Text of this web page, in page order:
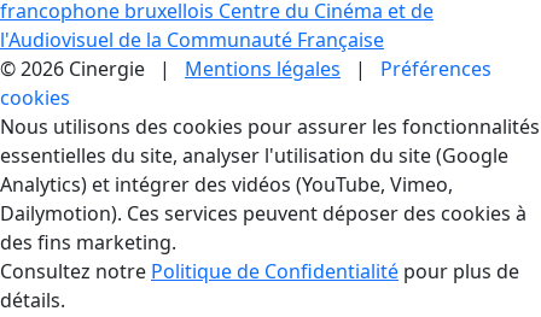
francophone bruxellois Centre du Cinéma et de
l'Audiovisuel de la Communauté Française
© 2026 Cinergie | Mentions légales | Préférences
cookies
Gestion des Cookies
Nous utilisons des cookies pour assurer les fonctionnalités
essentielles du site, analyser l'utilisation du site (Google
Analytics) et intégrer des vidéos (YouTube, Vimeo,
Dailymotion). Ces services peuvent déposer des cookies à
des fins marketing.
Consultez notre Politique de Confidentialité pour plus de
détails.